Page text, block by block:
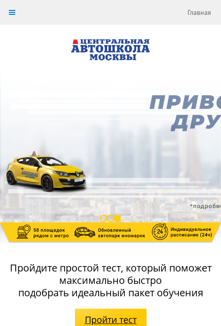
Главная
Пройдите простой тест, который поможет
максимально быстро
подобрать идеальный пакет обучения
Пройти тест